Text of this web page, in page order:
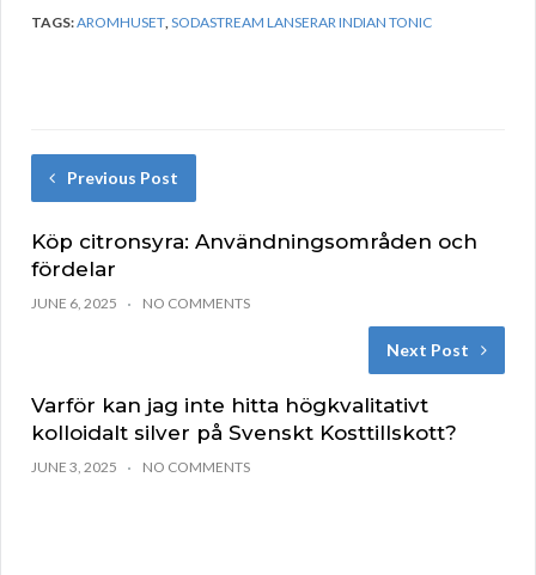
TAGS:AROMHUSET,SODASTREAM LANSERAR INDIAN TONIC
Previous Post
Köp citronsyra: Användningsområden och
fördelar
JUNE 6, 2025 NO COMMENTS
Next Post
Varför kan jag inte hitta högkvalitativt
kolloidalt silver på Svenskt Kosttillskott?
JUNE 3, 2025 NO COMMENTS